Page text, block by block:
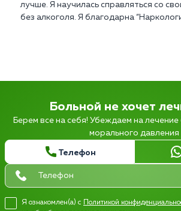
лучше. Я научилась справляться со
без алкоголя. Я благодарна
Больной не хочет
Берем все на себя! Убеждаем на лечение
морального давления
Телефон
Я ознакомлен(а) с Политикой